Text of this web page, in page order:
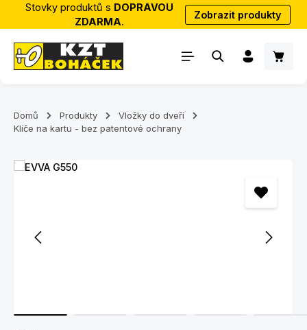
Přejít na hlavní obsah
Stovky produktů s DOPRAVOU
ZDARMA.
Zobrazit produkty
Domů Produkty
Vložky do dveří
Klíče na kartu - bez patentové ochrany
Přeskočit galerii obrázků